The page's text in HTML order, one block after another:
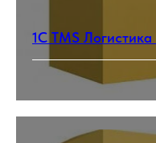
1С TMS